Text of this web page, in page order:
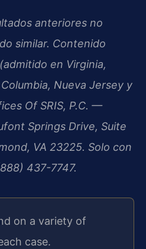
anteriores no
similar. Contenido
en Virginia,
Nueva Jersey y
Of SRIS, P.C. —
Springs Drive, Suite
VA 23225. Solo con
437-7747.
on a variety of
case.